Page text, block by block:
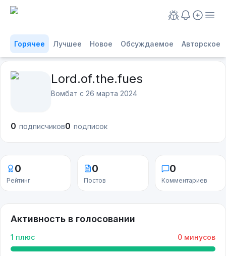
Горячее Лучшее Новое Обсуждаемое Авторское
Lord.of.the.fues
Вомбат с 26 марта 2024
0 подписчиков0 подписок
0
Рейтинг
0
Постов
0
Комментариев
Активность в голосовании
1 плюс 0 минусов